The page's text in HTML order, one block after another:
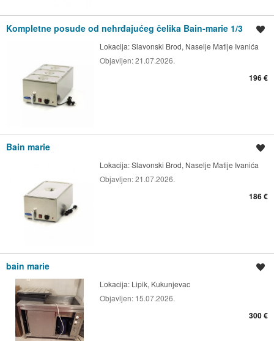
Kompletne posude od nehrđajućeg čelika Bain-marie 1/3
Lokacija:Slavonski Brod, Naselje Matije Ivanića
Objavljen:21.07.2026.
196 €
Bain marie
Lokacija:Slavonski Brod, Naselje Matije Ivanića
Objavljen:21.07.2026.
186 €
bain marie
Lokacija: Lipik, Kukunjevac
Objavljen: 15.07.2026.
300 €